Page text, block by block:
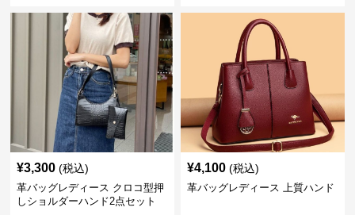
¥3,300 (税込)
革バッグレディース クロコ型押
しショルダーハンド2点セット
¥4,100 (税込)
革バッグレディース 上質ハンド